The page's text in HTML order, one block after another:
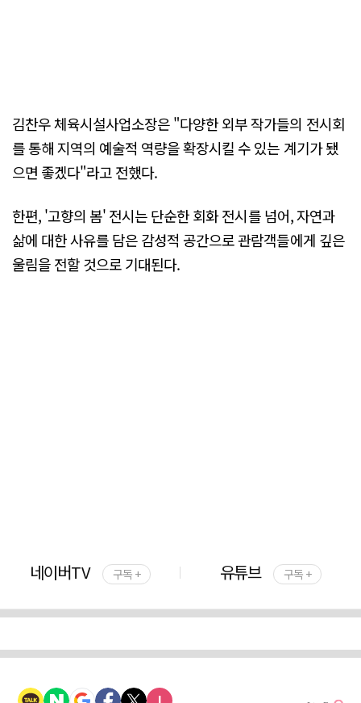
김찬우 체육시설사업소장은 "다양한 외부 작가들의 전시회
를 통해 지역의 예술적 역량을 확장시킬 수 있는 계기가 됐
으면 좋겠다"라고 전했다.
한편, '고향의 봄' 전시는 단순한 회화 전시를 넘어, 자연과
삶에 대한 사유를 담은 감성적 공간으로 관람객들에게 깊은
울림을 전할 것으로 기대된다.
네이버TV 구독 + 유튜브 구독 +